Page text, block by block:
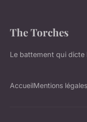
The Torches
Le battement qui
AccueilMentions légales